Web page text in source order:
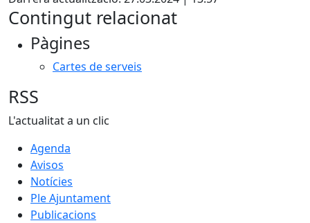
Contingut relacionat
Pàgines
Cartes de serveis
RSS
L'actualitat a un clic
Agenda
Avisos
Notícies
Ple Ajuntament
Publicacions